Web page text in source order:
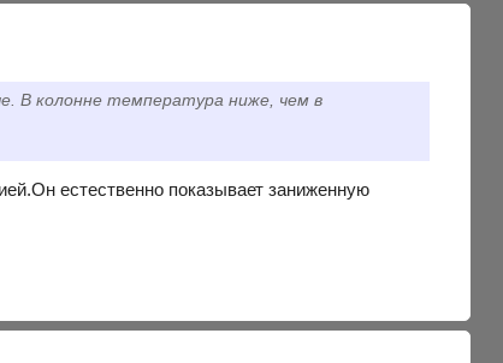
В колонне температура ниже, чем в
естественно показывает заниженную